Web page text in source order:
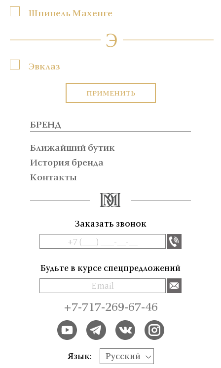
Шпинель Махенге
Э
Эвклаз
ПРИМЕНИТЬ
БРЕНД
Ближайший бутик
История бренда
Контакты
Заказать звонок
Будьте в курсе спецпредложений
+7-717-269-67-46
Язык: Русский